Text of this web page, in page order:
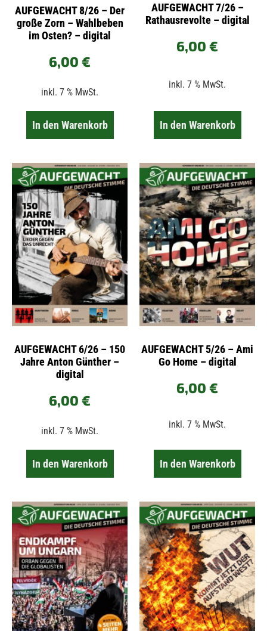
AUFGEWACHT 8/26 – Der
große Zorn – Wahlbeben
im Osten? – digital
6,00 €
inkl. 7 % MwSt.
In den Warenkorb
AUFGEWACHT 7/26 –
Rathausrevolte – digital
6,00 €
inkl. 7 % MwSt.
In den Warenkorb
AUFGEWACHT 6/26 – 150
Jahre Anton Günther –
digital
6,00 €
inkl. 7 % MwSt.
In den Warenkorb
AUFGEWACHT 5/26 – Ami
Go Home – digital
6,00 €
inkl. 7 % MwSt.
In den Warenkorb